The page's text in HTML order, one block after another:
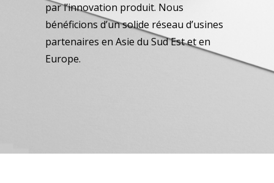
par l’innovation produit. Nous
bénéficions d’un solide réseau d’usines
partenaires en Asie du Sud Est et en
Europe.